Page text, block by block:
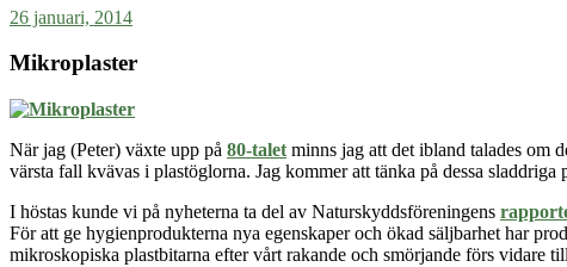
26 januari, 2014
Mikroplaster
När jag (Peter) växte upp på 80-talet minns jag att det ibland talades om
värsta fall kvävas i plastöglorna. Jag kommer att tänka på dessa
I höstas kunde vi på nyheterna ta del av Naturskyddsföreningens
För att ge hygienprodukterna nya egenskaper och ökad säljbarhet har
mikroskopiska plastbitarna efter vårt rakande och smörjande förs vidare